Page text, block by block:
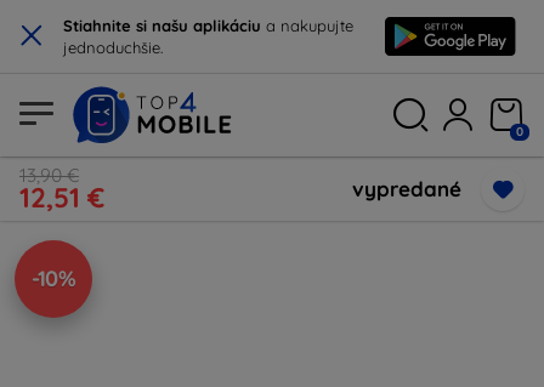
× Stiahnite si našu aplikáciu a nakupujte
jednoduchšie.
0
13,90 €
12,51 € vypredané
-10%